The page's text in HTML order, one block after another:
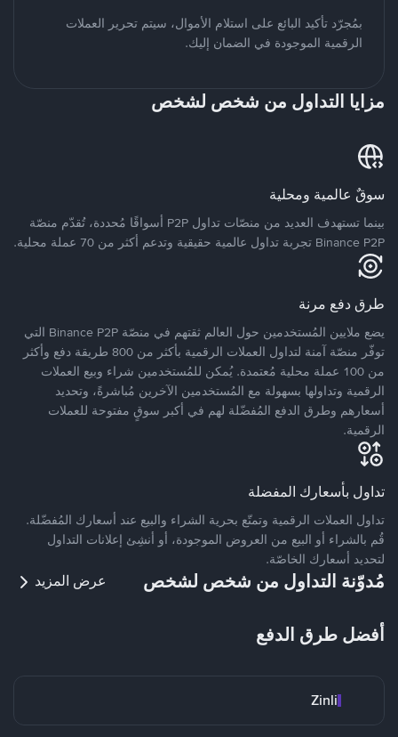
بمُجرّد تأكيد البائع على استلام الأموال، سيتم تحرير العملات
الرقمية الموجودة في الضمان إليك.
مزايا التداول من شخص لشخص
سوقٌ عالمية ومحلية
بينما تستهدف العديد من منصّات تداول P2P أسواقًا مُحددة، تُقدّم منصّة
Binance P2P تجربة تداول عالمية حقيقية وتدعم أكثر من 70 عملة محلية.
طرق دفع مرنة
يضع ملايين المُستخدمين حول العالم ثقتهم في منصّة Binance P2P التي
توفّر منصّة آمنة لتداول العملات الرقمية بأكثر من 800 طريقة دفع وأكثر
من 100 عملة محلية مُعتمدة. يُمكن للمُستخدمين شراء وبيع العملات
الرقمية وتداولها بسهولة مع المُستخدمين الآخرين مُباشرةً، وتحديد
أسعارهم وطرق الدفع المُفضّلة لهم في أكبر سوقٍ مفتوحة للعملات
الرقمية.
تداول بأسعارك المفضلة
تداول العملات الرقمية وتمتّع بحرية الشراء والبيع عند أسعارك المُفضّلة.
قُم بالشراء أو البيع من العروض الموجودة، أو أنشِئ إعلانات التداول
لتحديد أسعارك الخاصّة.
مُدوّنة التداول من شخص لشخص عرض المزيد
أفضل طرق الدفع
Zinli